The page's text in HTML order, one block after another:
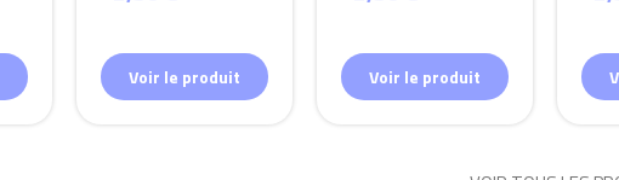
Voir le produit Voir le produit